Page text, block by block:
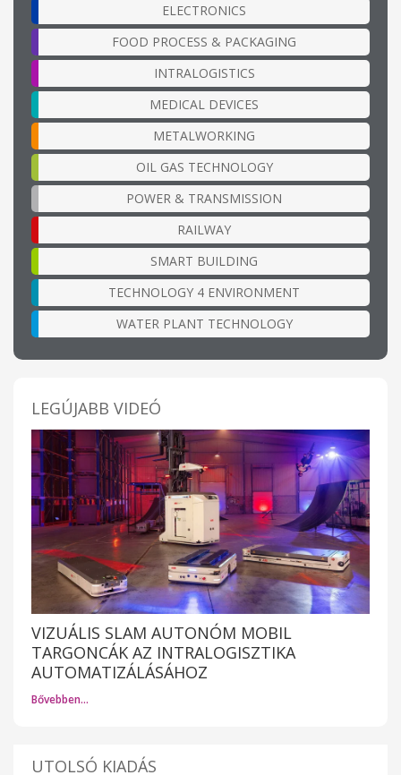
ELECTRONICS
FOOD PROCESS & PACKAGING
INTRALOGISTICS
MEDICAL DEVICES
METALWORKING
OIL GAS TECHNOLOGY
POWER & TRANSMISSION
RAILWAY
SMART BUILDING
TECHNOLOGY 4 ENVIRONMENT
WATER PLANT TECHNOLOGY
LEGÚJABB VIDEÓ
VIZUÁLIS SLAM AUTONÓM MOBIL
TARGONCÁK AZ INTRALOGISZTIKA
AUTOMATIZÁLÁSÁHOZ
Bővebben…
UTOLSÓ KIADÁS